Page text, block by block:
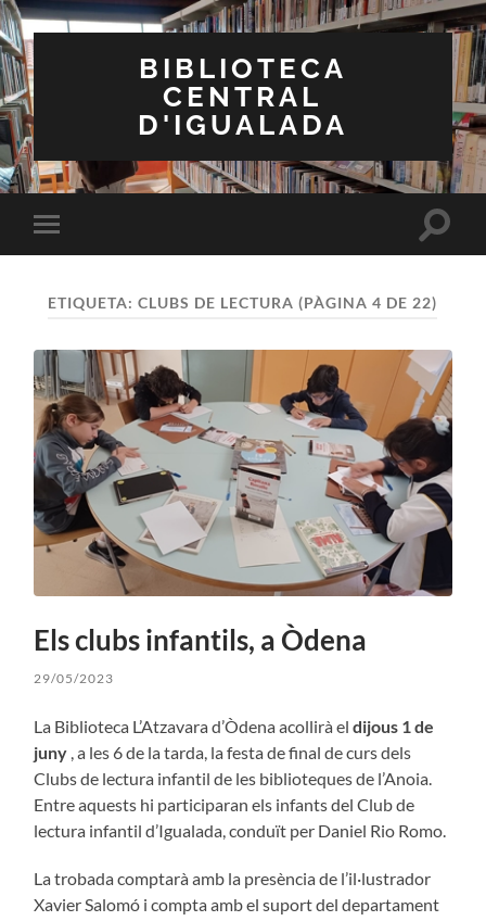
BIBLIOTECA
CENTRAL
D'IGUALADA
Toggle
mobile
Toggle
ETIQUETA:CLUBS DE LECTURA (PÀGINA 4 DE 22)
Els clubs infantils, a Òdena
29/05/2023
La Biblioteca L’Atzavara d’Òdena acollirà eldijous 1 de
juny , a les 6 de la tarda, la festa de final de curs dels
Clubs de lectura infantil de les biblioteques de l’Anoia.
Entre aquests hi participaran els infants del Club de
lectura infantil d’Igualada, conduït per Daniel Rio Romo.
La trobada comptarà amb la presència de l’il·lustrador
Xavier Salomó i compta amb el suport del departament